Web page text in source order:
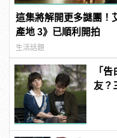
這集將解開更多謎團！
產地 3》已順利開拍
生活話題
「
友？